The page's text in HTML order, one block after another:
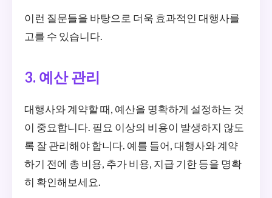
이런 질문들을 바탕으로 더욱 효과적인 대행사를
고를 수 있습니다.
3. 예산 관리
대행사와 계약할 때, 예산을 명확하게 설정하는 것
이 중요합니다. 필요 이상의 비용이 발생하지 않도
록 잘 관리해야 합니다. 예를 들어, 대행사와 계약
하기 전에 총 비용, 추가 비용, 지급 기한 등을 명확
히 확인해보세요.